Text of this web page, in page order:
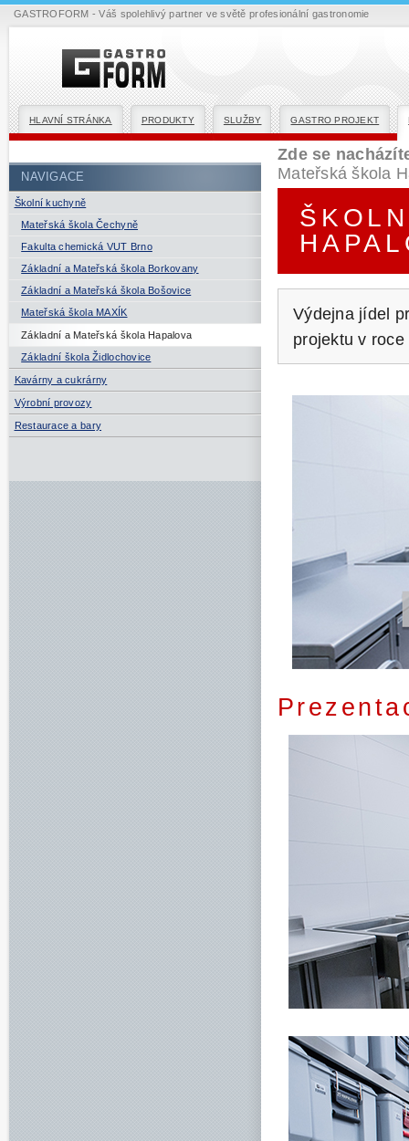
HLAVNÍ STRÁNKA PRODUKTY SLUŽBY GASTRO PROJEKT
NAVIGACE
Školní kuchyně
Mateřská škola Čechyně
Fakulta chemická VUT Brno
Základní a Mateřská škola Borkovany
Základní a Mateřská škola Bošovice
Mateřská škola MAXÍK
Základní a Mateřská škola Hapalova
Základní škola Židlochovice
Kavárny a cukrárny
Výrobní provozy
Restaurace a bary
Zde se
Mateřská škola
Výdejna jídel
projektu v roce
GASTROFORM - Váš spolehlivý partner ve světě profesionální gastronomie